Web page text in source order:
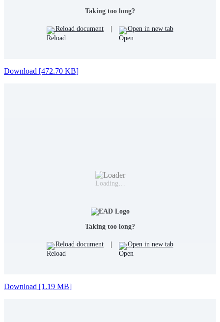
Taking too long?
Reload document Open in new tab
Download [472.70 KB]
Loading…
Taking too long?
Reload document Open in new tab
Download [1.19 MB]